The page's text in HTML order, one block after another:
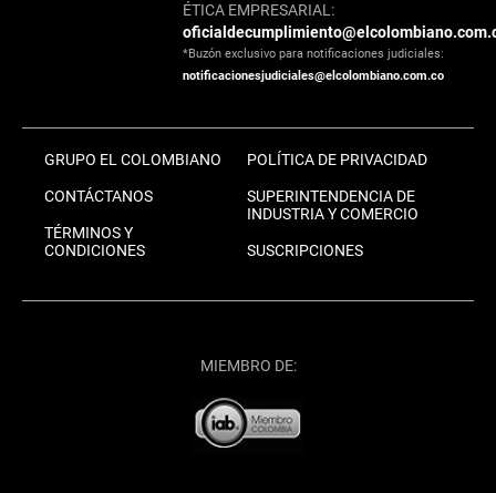
ÉTICA EMPRESARIAL:
*Buzón exclusivo para notificaciones judiciales:
notificacionesjudiciales@elcolombiano.com.co
GRUPO EL COLOMBIANO
CONTÁCTANOS
TÉRMINOS Y
CONDICIONES
POLÍTICA DE PRIVACIDAD
SUPERINTENDENCIA DE
INDUSTRIA Y COMERCIO
SUSCRIPCIONES
MIEMBRO DE: